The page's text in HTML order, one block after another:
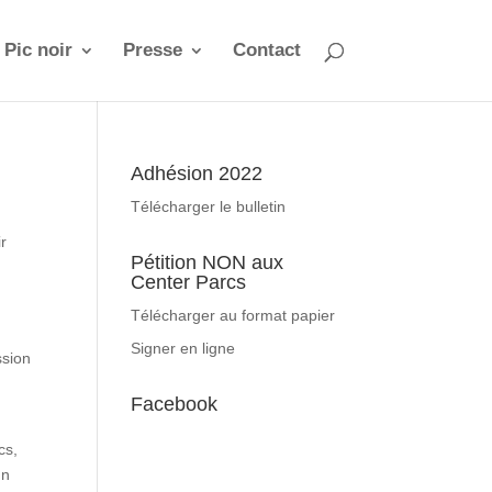
Pic noir Presse Contact
Adhésion 2022
Télécharger le bulletin
Pétition NON aux
Center Parcs
Télécharger au format papier
Signer en ligne
Facebook